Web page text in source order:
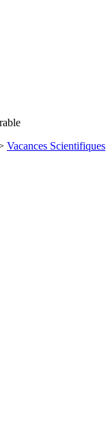
Vacances Scientifiques